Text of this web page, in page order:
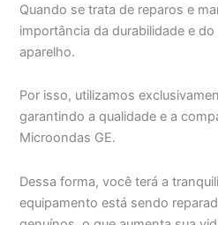
Quando se trata de reparos e
importância da durabilidade e
aparelho.
Por isso, utilizamos
garantindo a qualidade e a
Microondas GE.
Dessa forma, você terá a
equipamento está sendo